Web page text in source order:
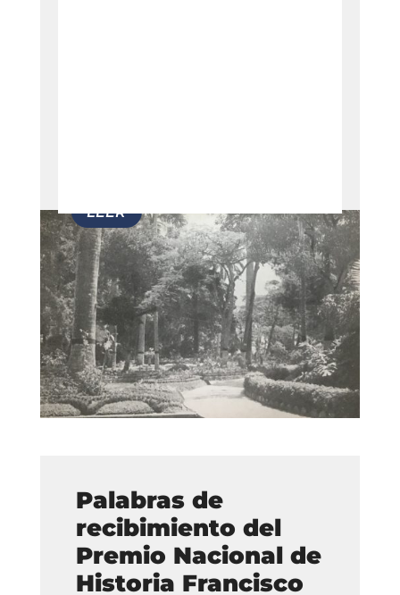
Palabras de
recibimiento del
Premio Nacional de
Historia Francisco